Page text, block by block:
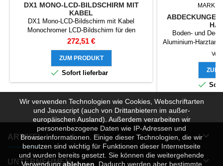
DX1 MONO-LCD-BILDSCHIRM MIT
KABEL
DX1 Mono-LCD-Bildschirm mit Kabel
Monochromer LCD-Bildschirm für den
EPAX DX1 Drucker. DX1 verwendet einen
Bildschirm Bildschirmkabel 1x
vorgeschnittenes Band (nach der Installation
um den Bildschirm aufzubringen)
Preis
272,51 €
ZUM PRODUKT
 Sofort lieferbar
MARKE:
Boden- und
Aluminium-
schwarz opak 1
Von
ZUM

ARTIKEL 
UNTERNEHMEN 
Wir verwenden Technologien wie Cookies, Webschriftarten
und Javascript (auch von Drittanbietern im außer-
europäischen Ausland). Außerdem verarbeiten wir
personenbezogene Daten wie IP-Adressen und
Browserinformationen. Einige dieser Technologien, die wir
benutzen sind wichtig für Funktionen dieser Internetseite
und wurden bereits gesetzt. Sie können die weitergehende
Verwendungablehnen Dadurch werden aber bestimmte